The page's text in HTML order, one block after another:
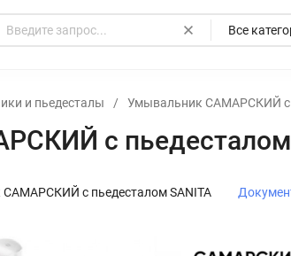
Все
и пьедесталы / Умывальник САМАРСКИЙ с
с пьедесталом
с пьедесталом SANITA